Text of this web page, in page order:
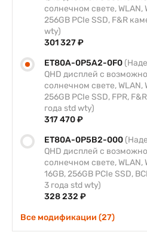
солнечном свете, WLAN,
256GB PCIe SSD, F&R
wty)
301 327 ₽
ET80A-0P5A2-0F0
QHD дисплей с
солнечном свете, WLAN,
256GB PCIe SSD, FPR,
года std wty)
317 470 ₽
ET80A-0P5B2-000
QHD дисплей с
солнечном свете, WLAN,
16GB, 256GB PCIe SSD,
3 года std wty)
328 232 ₽
Все модификации (27)